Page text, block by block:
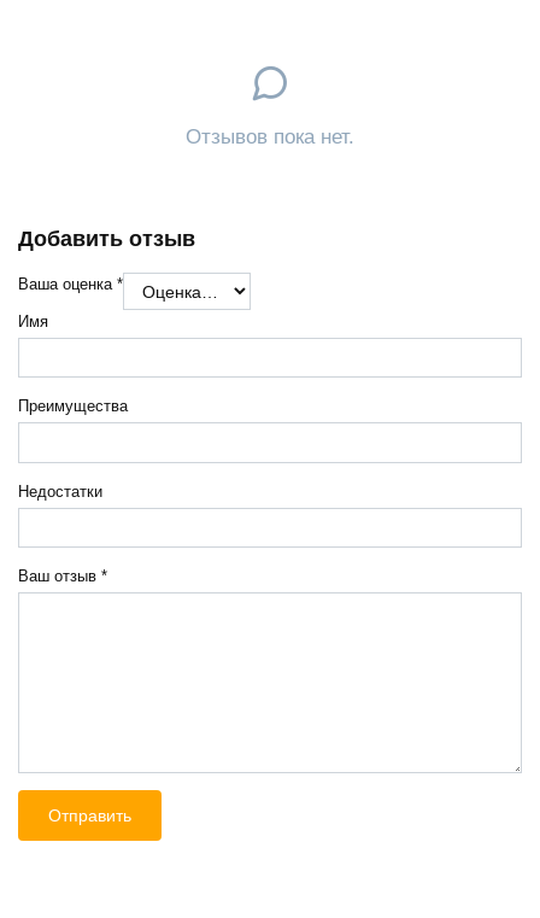
Отзывов пока нет.
Добавить отзыв
Ваша оценка *
Ваш отзыв *
Имя
Преимущества
Недостатки